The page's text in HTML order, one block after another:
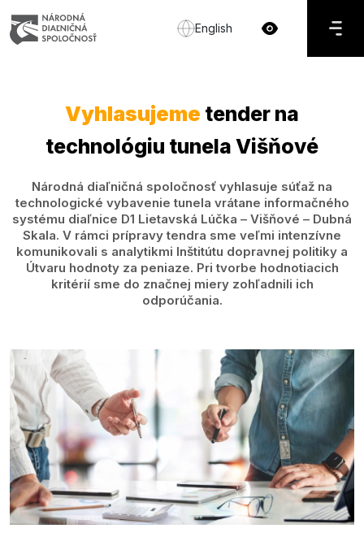
English
Vyhlasujeme tender na
technológiu tunela Višňové
Národná diaľničná spoločnosť vyhlasuje súťaž na
technologické vybavenie tunela vrátane informačného
systému diaľnice D1 Lietavská Lúčka – Višňové – Dubná
Skala. V rámci prípravy tendra sme veľmi intenzívne
komunikovali s analytikmi Inštitútu dopravnej politiky a
Útvaru hodnoty za peniaze. Pri tvorbe hodnotiacich
kritérií sme do značnej miery zohľadnili ich
odporúčania.